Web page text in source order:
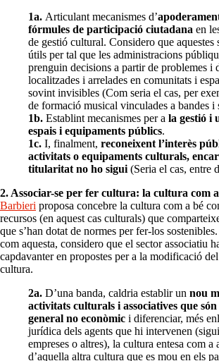
1a. Articulant mecanismes d’
fórmules de participació ciutadana en
de gestió cultural. Considero que aquestes
útils per tal que les administracions
prenguin decisions a partir de problemes i
localitzades i arrelades en comunitats i
sovint invisibles (Com seria el cas, per
de formació musical vinculades a bandes i
1b. Establint mecanismes per a la gestió i
espais i equipaments públics.
1c. I, finalment, reconeixent l’interès
activitats o equipaments culturals,
titularitat no ho sigui(Seria el cas, entre
2. Associar-se per fer cultura: la cultura com
Barbieri proposa concebre la cultura com a bé
recursos (en aquest cas culturals) que
que s’han dotat de normes per fer-los
com aquesta, considero que el sector associatiu
capdavanter en propostes per a la modificació
cultura.
2a. D’una banda, caldria establir un nou
activitats culturals i associatives que són
general no econòmic i diferenciar, més
jurídica dels agents que hi intervenen
empreses o altres), la cultura entesa com
d’aquella altra cultura que es mou en els